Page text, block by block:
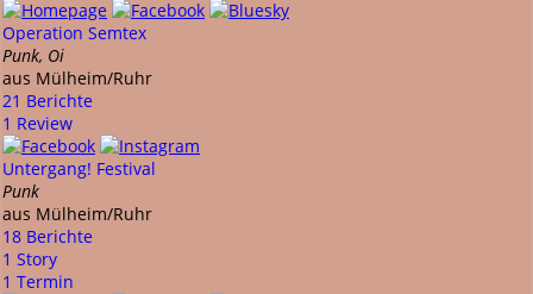
Operation Semtex
Punk, Oi
aus Mülheim/Ruhr
21 Berichte
1 Review
Untergang! Festival
Punk
aus Mülheim/Ruhr
18 Berichte
1 Story
1 Termin